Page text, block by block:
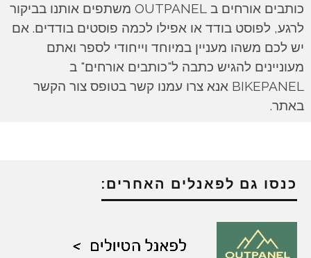
כותבים אורחים ב OUTPANEL משתפים אותנו בביקור
לרגע, לפוסט בודד או אפילו לכמה פוסטים בודדים. אם
יש לכם משהו מעניין במיוחד וייחודי לספר ואתם
מעוניינים להגיש כתבה ל"כותבים אורחים" ב
BIKEPANEL אנא צרו עמנו קשר בטופס צור הקשר
באתר.
כנסו גם לפאנלים האחרים: